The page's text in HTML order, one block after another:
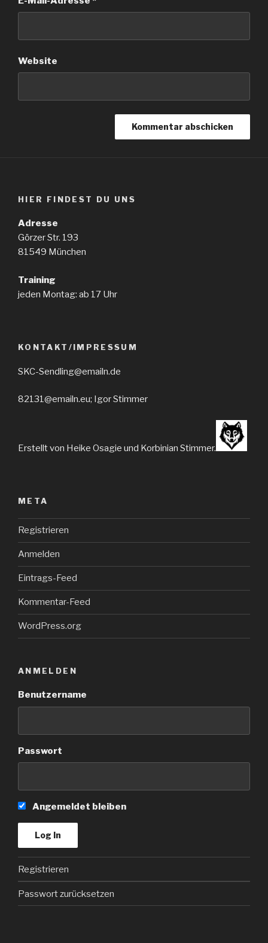
Website
HIER FINDEST DU UNS
Adresse
Görzer Str. 193
81549 München
Training
jeden Montag: ab 17 Uhr
KONTAKT/IMPRESSUM
SKC-Sendling@emailn.de
82131@emailn.eu; Igor Stimmer
Erstellt von Heike Osagie und Korbinian Stimmer.
META
Registrieren
Anmelden
Eintrags-Feed
Kommentar-Feed
WordPress.org
ANMELDEN
Benutzername
Passwort
Angemeldet bleiben
Registrieren
Passwort zurücksetzen